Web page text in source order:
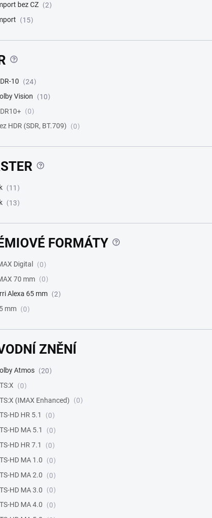
bez CZ
2
15
?
10
24
Vision
10
0
HDR (SDR, BT.709)
0
?
11
13
FORMÁTY ?
Digital
0
70 mm
0
Alexa 65 mm
2
mm
0
ZNĚNÍ
Atmos
20
0
(IMAX Enhanced)
0
HD HR 5.1
0
HD MA 5.1
0
HD HR 7.1
0
HD MA 1.0
0
HD MA 2.0
0
HD MA 3.0
0
HD MA 4.0
0